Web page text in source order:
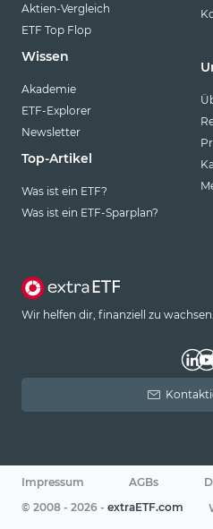
Aktien-Vergleich
ETF Top Flop
Wissen
Akademie
ETF-Explorer
Newsletter
Top-Artikel
Was ist ein ETF?
Was ist ein ETF-Sparplan?
Wir helfen dir, finanziell zu wachsen.
Impressum AGBs
© 2008 - 2026 - extraETF.com